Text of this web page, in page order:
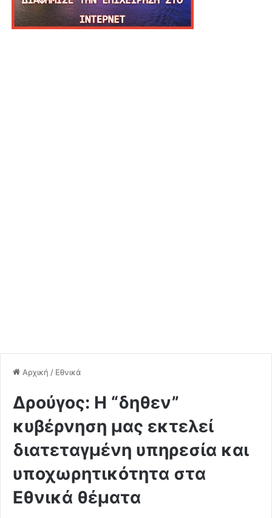
Αρχική / Εθνικά
Δρούγος: Η “δηθεν”
κυβέρνηση μας εκτελεί
διατεταγμένη υπηρεσία και
υποχωρητικότητα στα
Εθνικά θέματα